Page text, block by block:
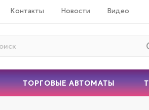
Контакты Новости Видео
ТОРГОВЫЕ АВТОМАТЫ